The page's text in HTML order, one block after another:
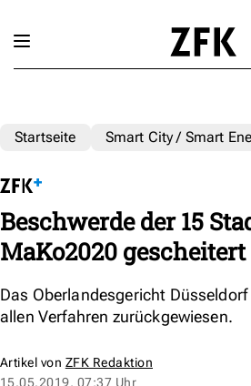
Startseite Smart City / Smart
Beschwerde der 15
MaKo2020 gescheitert
Das Oberlandesgericht
allen Verfahren zurückgewiesen.
Artikel von ZFK Redaktion
15.05.2019, 07:37 Uhr